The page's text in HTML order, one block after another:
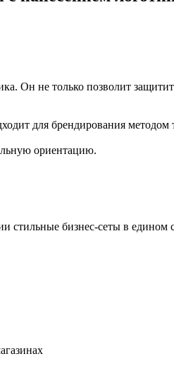
Он не только позволит
для брендирования методом
ориентацию.
стильные бизнес-сеты в едином